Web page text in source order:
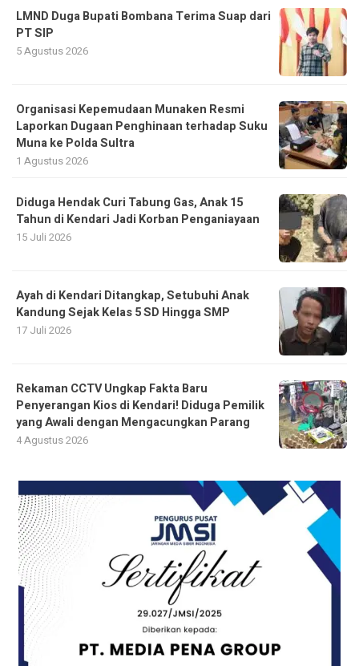
LMND Duga Bupati Bombana Terima Suap dari
PT SIP
5 Agustus 2026
Organisasi Kepemudaan Munaken Resmi
Laporkan Dugaan Penghinaan terhadap Suku
Muna ke Polda Sultra
1 Agustus 2026
Diduga Hendak Curi Tabung Gas, Anak 15
Tahun di Kendari Jadi Korban Penganiayaan
15 Juli 2026
Ayah di Kendari Ditangkap, Setubuhi Anak
Kandung Sejak Kelas 5 SD Hingga SMP
17 Juli 2026
Rekaman CCTV Ungkap Fakta Baru
Penyerangan Kios di Kendari! Diduga Pemilik
yang Awali dengan Mengacungkan Parang
4 Agustus 2026